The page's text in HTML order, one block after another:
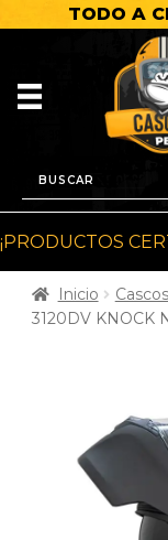
TODO A
¡PRODUCTOS
Inicio Cascos
3120DV KNOCK